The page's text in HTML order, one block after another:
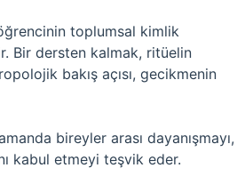
toplumsal kimlik
Bir dersten kalmak, ritüelin
bakış açısı, gecikmenin
bireyler arası dayanışmayı,
kabul etmeyi teşvik eder.